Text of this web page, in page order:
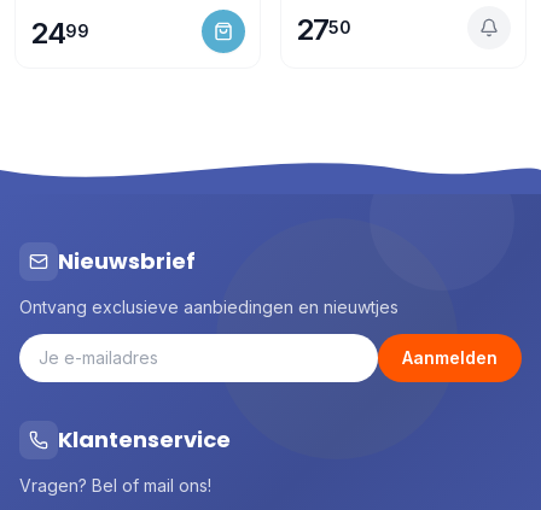
2499 2750
Nieuwsbrief
Ontvang exclusieve aanbiedingen en nieuwtjes
Aanmelden
Klantenservice
Vragen? Bel of mail ons!